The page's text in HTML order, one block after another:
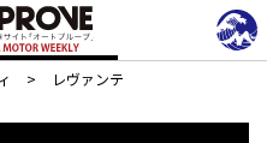
> レヴァンテ